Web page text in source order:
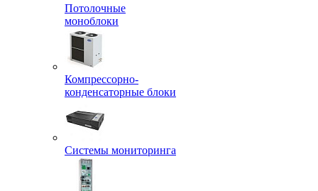
Потолочные
моноблоки
Компрессорно-
конденсаторные блоки
Системы мониторинга